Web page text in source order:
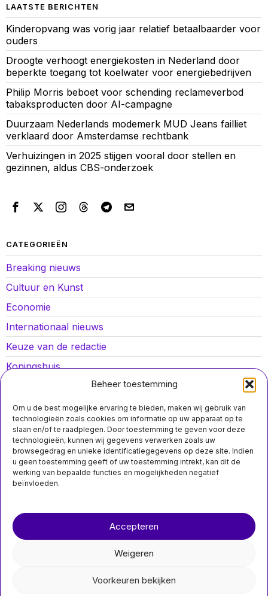
Beheer toestemming
Om u de best mogelijke ervaring te bieden, maken wij gebruik van
technologieën zoals cookies om informatie op uw apparaat op te
slaan en/of te raadplegen. Door toestemming te geven voor deze
technologieën, kunnen wij gegevens verwerken zoals uw
browsegedrag en unieke identificatiegegevens op deze site. Indien
u geen toestemming geeft of uw toestemming intrekt, kan dit de
werking van bepaalde functies en mogelijkheden negatief
beïnvloeden.
Accepteren
Weigeren
Voorkeuren bekijken
LAATSTE BERICHTEN
Kinderopvang was vorig jaar relatief betaalbaarder voor
ouders
Droogte verhoogt energiekosten in Nederland door
beperkte toegang tot koelwater voor energiebedrijven
Philip Morris beboet voor schending reclameverbod
tabaksproducten door AI-campagne
Duurzaam Nederlands modemerk MUD Jeans failliet
verklaard door Amsterdamse rechtbank
Verhuizingen in 2025 stijgen vooral door stellen en
gezinnen, aldus CBS-onderzoek
CATEGORIEËN
Breaking nieuws
Cultuur en Kunst
Economie
Internationaal nieuws
Keuze van de redactie
Koningshuis
Oorlog in Oekraïne
Opinies
Politiek
Sport
nieuwsimpuls.online
nieuwsimpuls.online